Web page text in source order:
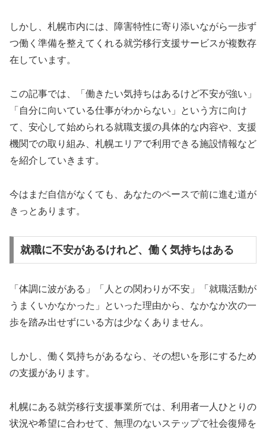
しかし、札幌市内には、障害特性に寄り添いながら一歩ず
つ働く準備を整えてくれる就労移行支援サービスが複数存
在しています。
この記事では、「働きたい気持ちはあるけど不安が強い」
「自分に向いている仕事がわからない」という方に向け
て、安心して始められる就職支援の具体的な内容や、支援
機関での取り組み、札幌エリアで利用できる施設情報など
を紹介していきます。
今はまだ自信がなくても、あなたのペースで前に進む道が
きっとあります。
就職に不安があるけれど、働く気持ちはある
「体調に波がある」「人との関わりが不安」「就職活動が
うまくいかなかった」といった理由から、なかなか次の一
歩を踏み出せずにいる方は少なくありません。
しかし、働く気持ちがあるなら、その想いを形にするため
の支援があります。
札幌にある就労移行支援事業所では、利用者一人ひとりの
状況や希望に合わせて、無理のないステップで社会復帰を